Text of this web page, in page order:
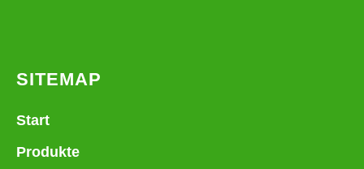
SITEMAP
Start
Produkte